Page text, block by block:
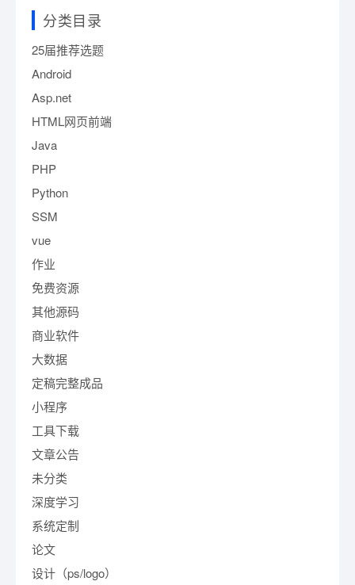
分类目录
25届推荐选题
Android
Asp.net
HTML网页前端
Java
PHP
Python
SSM
vue
作业
免费资源
其他源码
商业软件
大数据
定稿完整成品
小程序
工具下载
文章公告
未分类
深度学习
系统定制
论文
设计（ps/logo）